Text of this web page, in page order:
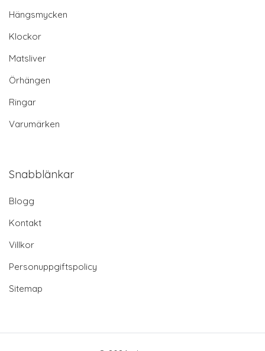
Hängsmycken
Klockor
Matsliver
Örhängen
Ringar
Varumärken
Snabblänkar
Blogg
Kontakt
Villkor
Personuppgiftspolicy
Sitemap